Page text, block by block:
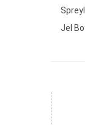
Jel